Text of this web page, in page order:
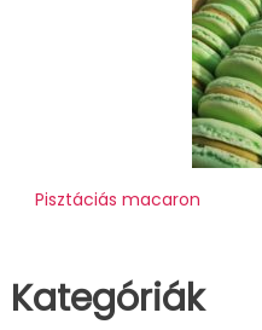
Pisztáciás macaron
Kategóriák